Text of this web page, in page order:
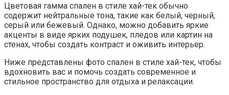
Цветовая гамма спален в стиле хай-тек обычно
содержит нейтральные тона, такие как белый, черный,
серый или бежевый. Однако, можно добавить яркие
акценты в виде ярких подушек, пледов или картин на
стенах, чтобы создать контраст и оживить интерьер.
Ниже представлены фото спален в стиле хай-тек, чтобы
вдохновить вас и помочь создать современное и
стильное пространство для отдыха и релаксации.